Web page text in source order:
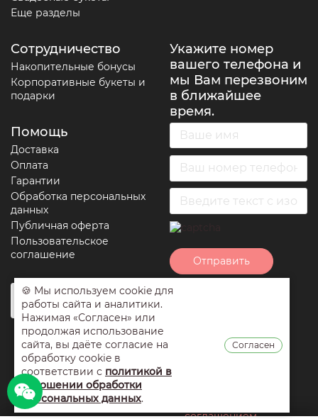
Еще разделы
Сотрудничество
Накопительные бонусы
Корпоративные букеты и
подарки
Помощь
Доставка
Оплата
Гарантии
Обработка персональных
данных
Публичная оферта
Пользовательское
соглашение
Укажите номер
вашего телефона и
мы Вам перезвоним
в ближайшее
время.
Отправить
условиями
обработки
соглашением
🍪 Мы используем cookie для
работы сайта и аналитики.
Нажимая «Согласен» или
продолжая использование
сайта, вы даёте согласие на
обработку cookie в
соответствии с политикой в
отношении обработки
персональных данных.
Согласен